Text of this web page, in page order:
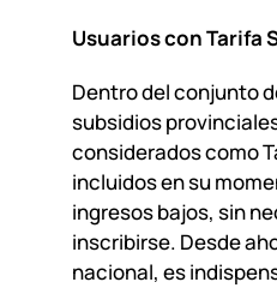
Usuarios con Tarifa
Dentro del conjunto
subsidios
considerados como
incluidos en su
ingresos bajos, sin
inscribirse. Desde
nacional, es